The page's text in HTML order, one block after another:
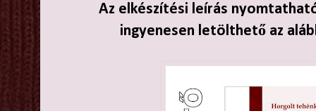
Az elkészítési leírás
ingyenesen letölthető az